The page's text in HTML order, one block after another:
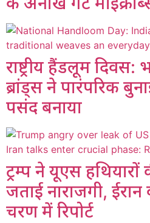
राष्ट्रीय हैंडलूम
ब्रांड्स ने पारंपरिक
पसंद बनाया
ट्रम्प ने यूएस
जताई नाराजगी, ईरान
चरण में रिपोर्ट